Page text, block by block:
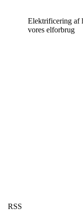
Elektrificering af
vores elforbrug
RSS